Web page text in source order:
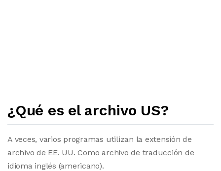
¿Qué es el archivo US?
A veces, varios programas utilizan la extensión de
archivo de EE. UU. Como archivo de traducción de
idioma inglés (americano).